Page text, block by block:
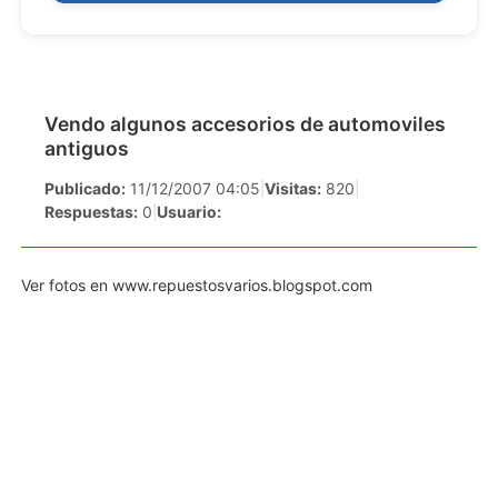
Vendo algunos accesorios de automoviles
antiguos
Publicado: 11/12/2007 04:05 Visitas: 820
Respuestas: 0 Usuario:
Ver fotos en www.repuestosvarios.blogspot.com